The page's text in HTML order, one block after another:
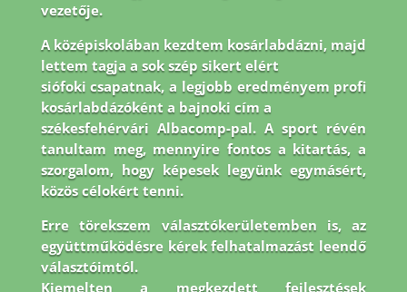
vezetője.
A középiskolában kezdtem kosárlabdázni, majd
lettem tagja a sok szép sikert elért
siófoki csapatnak, a legjobb eredményem profi
kosárlabdázóként a bajnoki cím a
székesfehérvári Albacomp-pal. A sport révén
tanultam meg, mennyire fontos a kitartás, a
szorgalom, hogy képesek legyünk egymásért,
közös célokért tenni.
Erre törekszem választókerületemben is, az
együttműködésre kérek felhatalmazást leendő
választóimtól.
Kiemelten a megkezdett fejlesztések